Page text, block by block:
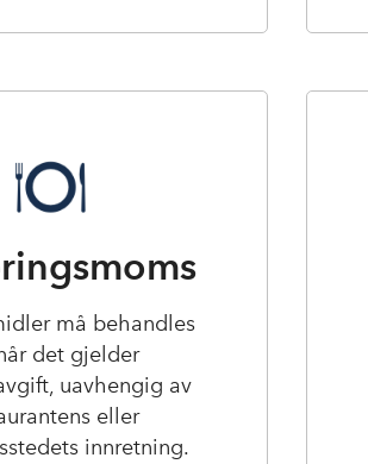
må behandles
det gjelder
uavhengig av
eller
innretning.